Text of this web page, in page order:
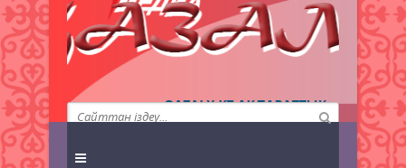
QAZALY.KZ АҚПАРАТТЫҚ
АГЕНТТІГІ